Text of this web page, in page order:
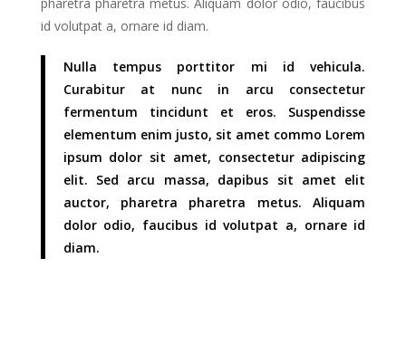
id volutpat a, ornare id diam.
Nulla tempus porttitor mi id vehicula.
Curabitur at nunc in arcu consectetur
fermentum tincidunt et eros. Suspendisse
elementum enim justo, sit amet commo Lorem
ipsum dolor sit amet, consectetur adipiscing
elit. Sed arcu massa, dapibus sit amet elit
auctor, pharetra pharetra metus. Aliquam
dolor odio, faucibus id volutpat a, ornare id
diam.